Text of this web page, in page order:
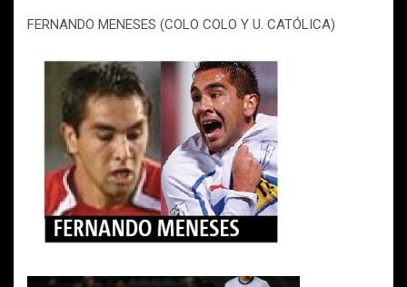
FERNANDO MENESES (COLO COLO Y U. CATÓLICA)